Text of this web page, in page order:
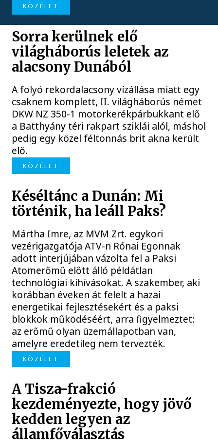
KÖZÉLET
Sorra kerülnek elő
világháborús leletek az
alacsony Dunából
A folyó rekordalacsony vízállása miatt egy
csaknem komplett, II. világháborús német
DKW NZ 350-1 motorkerékpárbukkant elő
a Batthyány téri rakpart sziklái alól, máshol
pedig egy közel féltonnás brit akna került
elő.
KÖZÉLET
Késéltánc a Dunán: Mi
történik, ha leáll Paks?
Mártha Imre, az MVM Zrt. egykori
vezérigazgatója ATV-n Rónai Egonnak
adott interjújában vázolta fel a Paksi
Atomerőmű előtt álló példátlan
technológiai kihívásokat. A szakember, aki
korábban éveken át felelt a hazai
energetikai fejlesztésekért és a paksi
blokkok működéséért, arra figyelmeztet:
az erőmű olyan üzemállapotban van,
amelyre eredetileg nem tervezték.
KÖZÉLET
A Tisza-frakció
kezdeményezte, hogy jövő
kedden legyen az
államfőválasztás